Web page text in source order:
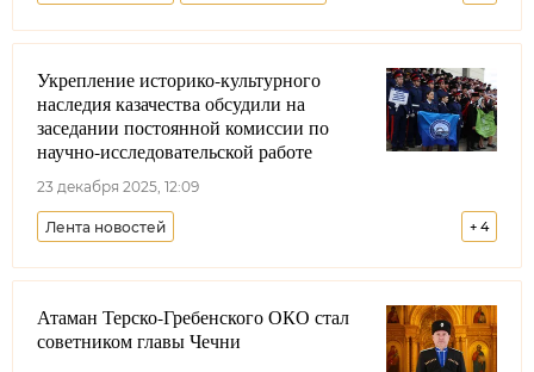
Всероссийское казачье общество
Кубанское казачье войско
Укрепление историко-культурного
наследия казачества обсудили на
заседании постоянной комиссии по
научно-исследовательской работе
23 декабря 2025, 12:09
+ 4
Лента новостей
Совет при Президенте РФ по делам казачества
Образование Ассоциация казачьих вузов
Атаман Терско-Гребенского ОКО стал
советником главы Чечни